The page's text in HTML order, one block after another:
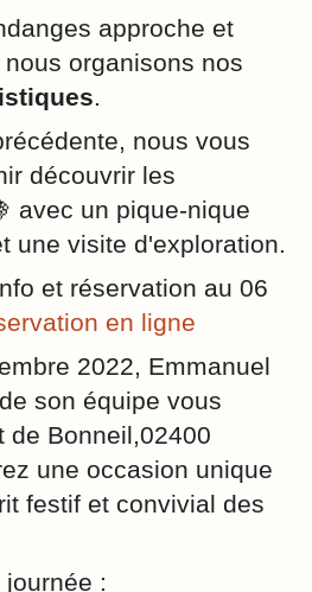
approche et
organisons nos
.
nous vous
découvrir les
avec un pique-nique
une visite d'exploration.
et réservation au 06
en ligne
2022, Emmanuel
son équipe vous
de Bonneil,02400
une occasion unique
festif et convivial des
: